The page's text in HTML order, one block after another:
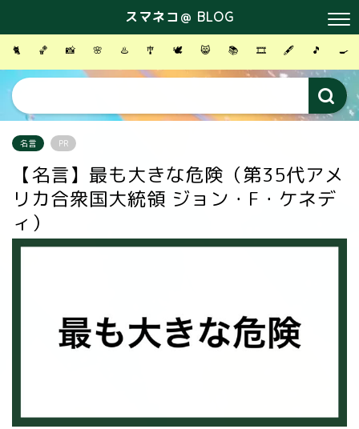
スマネコ＠ BLOG
🐈 🏀 📸 🌸 ♨️ 🎐 🕊 😸 📚 🎞 🖋 🎵 🍳
名言 PR
【名言】最も大きな危険（第35代アメ
リカ合衆国大統領 ジョン・F・ケネデ
ィ）